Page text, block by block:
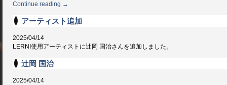
Continue reading →
アーティスト追加
2025/04/14
LERNI使用アーティストに辻岡 国治さんを追加しました。
辻岡 国治
2025/04/14